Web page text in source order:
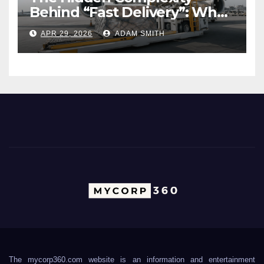
Behind “Fast Delivery”: What
Air Freight Really Involves
APR 29, 2026 ADAM SMITH
The mycorp360.com website is an information and entertainment